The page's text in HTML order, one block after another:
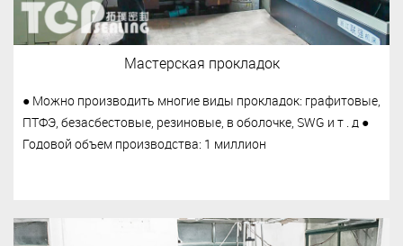
Мастерская прокладок
● Можно производить многие виды прокладок: графитовые,
ПТФЭ, безасбестовые, резиновые, в оболочке, SWG и т . д ●
Годовой объем производства: 1 миллион